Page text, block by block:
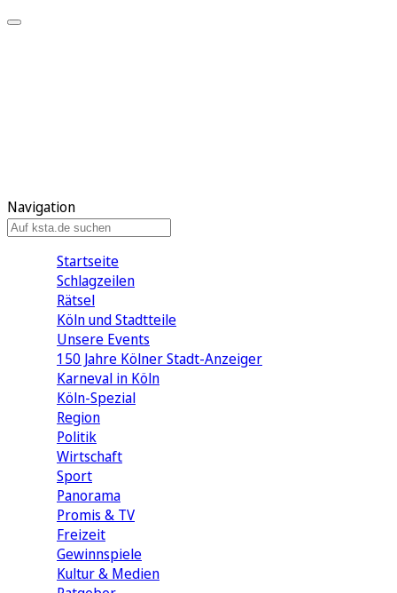
Navigation
Startseite
Schlagzeilen
Rätsel
Köln und Stadtteile
Unsere Events
150 Jahre Kölner Stadt-Anzeiger
Karneval in Köln
Köln-Spezial
Region
Politik
Wirtschaft
Sport
Panorama
Promis & TV
Freizeit
Gewinnspiele
Kultur & Medien